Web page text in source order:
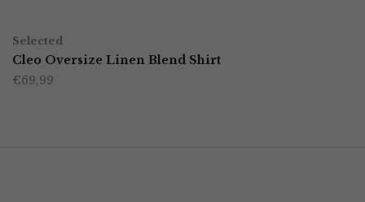
product
heeft
Selected
Cleo Oversize Linen Blend Shirt
€69,99